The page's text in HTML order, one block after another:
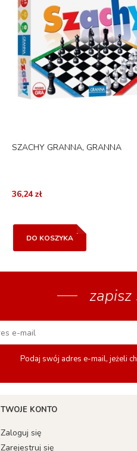
SZACHY GRANNA, GRANNA
36,24 zł
DO KOSZYKA
Podaj swój adres e-mail, jeżeli
TWOJE KONTO
Zaloguj się
Zarejestruj się